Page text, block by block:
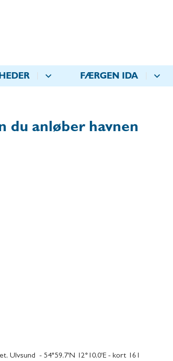
FÆRGEN IDA
du anløber havnen
Ulvsund - 54°59,7'N 12°10,0'E - kort 161